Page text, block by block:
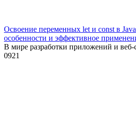
Освоение переменных let и const в
особенности и эффективное
В мире разработки приложений и веб-
0921